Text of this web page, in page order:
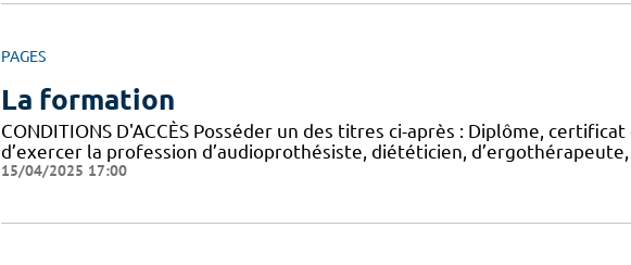
PAGES
La formation
CONDITIONS D'ACCÈS Posséder un des titres ci-après : Diplôme,
d’exercer la profession d’audioprothésiste, diététicien,
15/04/2025 17:00